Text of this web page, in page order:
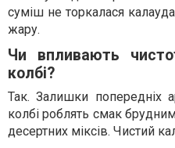
суміш не торкалася
жару.
Чи впливають
колбі?
Так. Залишки попередніх
колбі роблять смак
десертних міксів. Чистий